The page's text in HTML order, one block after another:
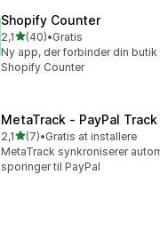
Shopify Counter
2,1ud af 5 stjerner
(40)
40 anmeldelser i alt
•Gratis
Ny app, der forbinder din butik
Shopify Counter
MetaTrack ‑ PayPal
2,1ud af 5 stjerner
(7)
7 anmeldelser i alt
•Gratis at installere
MetaTrack synkroniserer
sporinger til PayPal